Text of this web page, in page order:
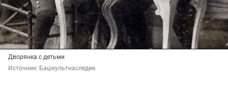
Дворянка с детьми
Источник: Башкультнаследие